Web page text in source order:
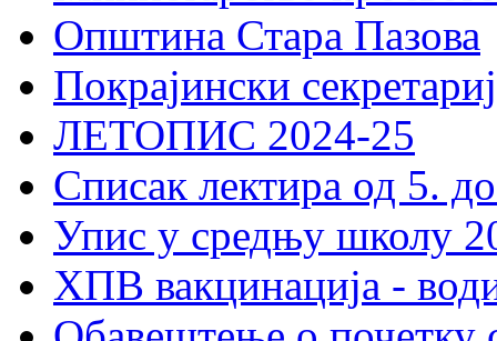
Општина Стара Пазова
Покрајински
ЛЕТОПИС 2024-25
Списак лектира од 5.
Упис у средњу школу
ХПВ вакцинација -